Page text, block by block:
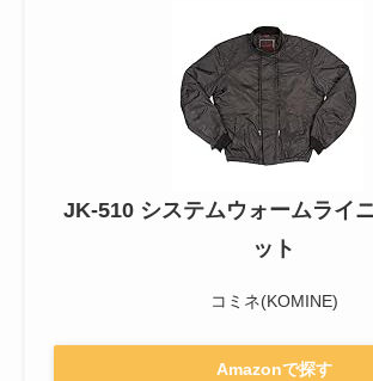
JK-510 システムウォームライ
ット
コミネ(KOMINE)
Amazonで探す